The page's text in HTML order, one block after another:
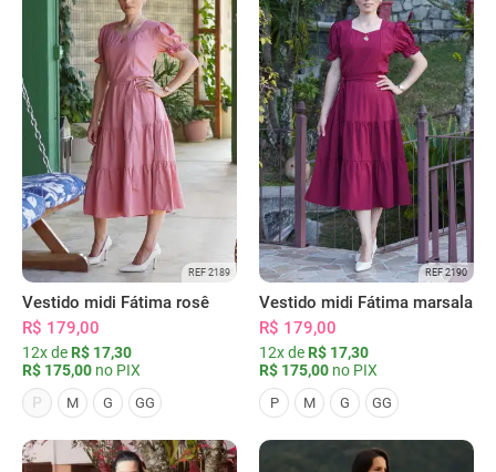
REF 2189
Vestido midi Fátima rosê
R$ 179,00
12x de R$ 17,30
R$ 175,00 no PIX
P
M G GG
REF 2190
Vestido midi Fátima marsala
R$ 179,00
12x de R$ 17,30
R$ 175,00 no PIX
P M G GG